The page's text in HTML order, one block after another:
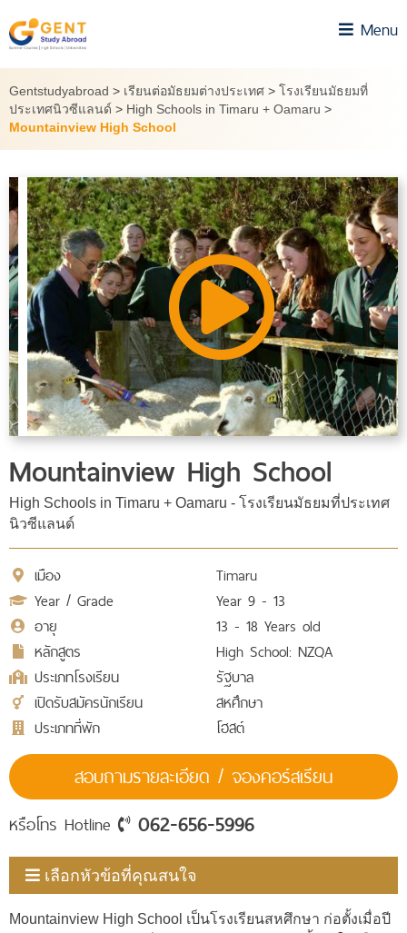
to
content
Menu
Gentstudyabroad > เรียนต่อมัธยมต่างประเทศ > โรงเรียนมัธยมที่
ประเทศนิวซีแลนด์ > High Schools in Timaru + Oamaru >
Mountainview High School
Mountainview High School
High Schools in Timaru + Oamaru - โรงเรียนมัธยมที่ประเทศ
นิวซีแลนด์
เมือง
Timaru
Year / Grade
Year 9 - 13
อายุ
13 - 18 Years old
หลักสูตร
High School: NZQA
ประเภทโรงเรียน
รัฐบาล
เปิดรับสมัครนักเรียน
สหศึกษา
ประเภทที่พัก
โฮสต์
สอบถามรายละเอียด / จองคอร์สเรียน
หรือโทร Hotline 062-656-5996
เลือกหัวข้อที่คุณสนใจ
Mountainview High School เป็นโรงเรียนสหศึกษา ก่อตั้งเมื่อปี